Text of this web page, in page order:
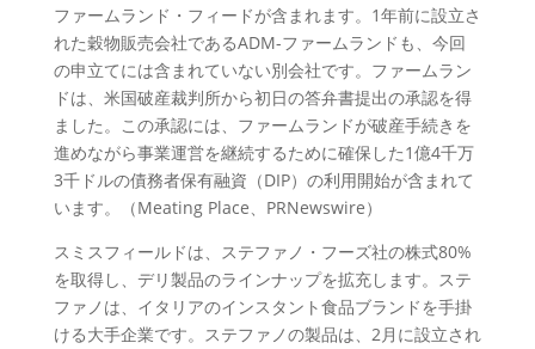
ファームランド・フィードが含まれます。1年前に設立さ
れた穀物販売会社であるADM-ファームランドも、今回
の申立てには含まれていない別会社です。ファームラン
ドは、米国破産裁判所から初日の答弁書提出の承認を得
ました。この承認には、ファームランドが破産手続きを
進めながら事業運営を継続するために確保した1億4千万
3千ドルの債務者保有融資（DIP）の利用開始が含まれて
います。（Meating Place、PRNewswire）
スミスフィールドは、ステファノ・フーズ社の株式80%
を取得し、デリ製品のラインナップを拡充します。ステ
ファノは、イタリアのインスタント食品ブランドを手掛
ける大手企業です。ステファノの製品は、2月に設立され